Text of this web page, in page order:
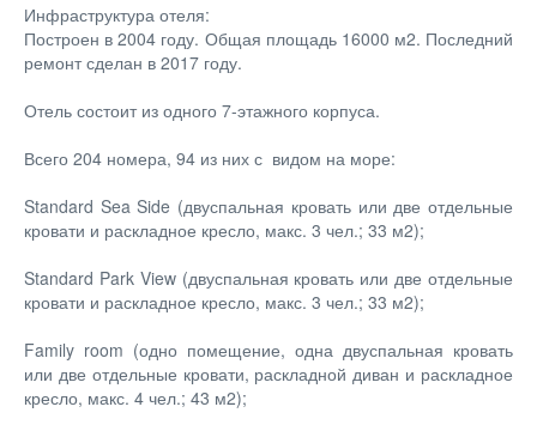
Инфраструктура отеля:
Построен в 2004 году. Общая площадь 16000 м2. Последний
ремонт сделан в 2017 году.
Отель состоит из одного 7-этажного корпуса.
Всего 204 номера, 94 из них с видом на море:
Standard Sea Side (двуспальная кровать или две отдельные
кровати и раскладное кресло, макс. 3 чел.; 33 м2);
Standard Park View (двуспальная кровать или две отдельные
кровати и раскладное кресло, макс. 3 чел.; 33 м2);
Family room (одно помещение, одна двуспальная кровать
или две отдельные кровати, раскладной диван и раскладное
кресло, макс. 4 чел.; 43 м2);